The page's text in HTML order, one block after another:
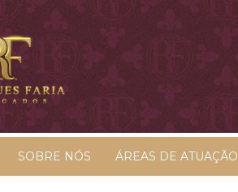
SOBRE NÓS ÁREAS DE ATUAÇÃO